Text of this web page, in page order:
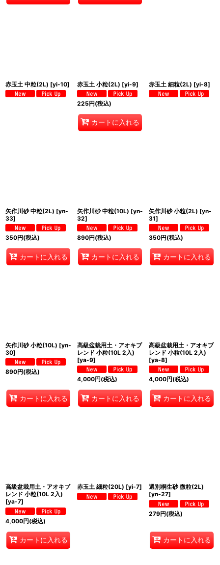
赤玉土 中粒(2L) [yi-10] 赤玉土 小粒(2L) [yi-9]
225円(税込)
カートに入れる
赤玉土 細粒(2L) [yi-8]
矢作川砂 中粒(2L) [yn-
33]
350円(税込)
カートに入れる
矢作川砂 中粒(10L) [yn-
32]
890円(税込)
カートに入れる
矢作川砂 小粒(2L) [yn-
31]
350円(税込)
カートに入れる
矢作川砂 小粒(10L) [yn-
30]
890円(税込)
カートに入れる
高級盆栽用土・アオキブ
レンド 小粒(10L 2入)
[ya-9]
4,000円(税込)
カートに入れる
高級盆栽用土・アオキブ
レンド 小粒(10L 2入)
[ya-8]
4,000円(税込)
カートに入れる
高級盆栽用土・アオキブ
レンド 小粒(10L 2入)
[ya-7]
4,000円(税込)
カートに入れる
赤玉土 細粒(20L) [yi-7]
選別桐生砂 微粒(2L)
[yn-27]
279円(税込)
カートに入れる